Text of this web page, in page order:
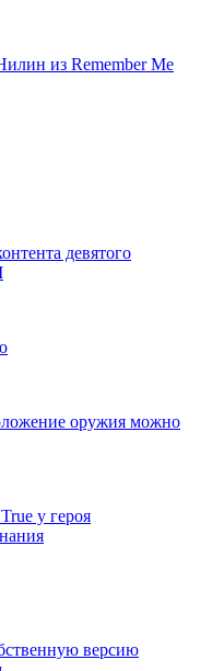
из Remember Me
девятого
оружия можно
у героя
версию